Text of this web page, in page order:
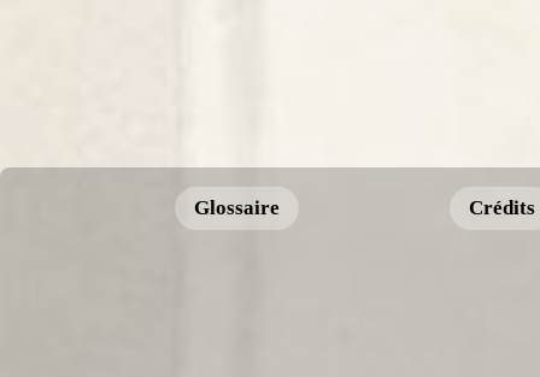
Glossaire Crédits